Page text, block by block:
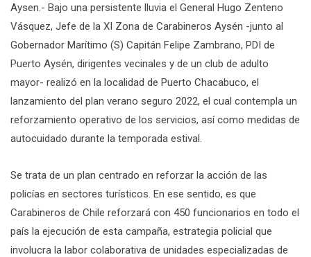
Aysen.- Bajo una persistente lluvia el General Hugo Zenteno
Vásquez, Jefe de la XI Zona de Carabineros Aysén -junto al
Gobernador Marítimo (S) Capitán Felipe Zambrano, PDI de
Puerto Aysén, dirigentes vecinales y de un club de adulto
mayor- realizó en la localidad de Puerto Chacabuco, el
lanzamiento del plan verano seguro 2022, el cual contempla un
reforzamiento operativo de los servicios, así como medidas de
autocuidado durante la temporada estival.
Se trata de un plan centrado en reforzar la acción de las
policías en sectores turísticos. En ese sentido, es que
Carabineros de Chile reforzará con 450 funcionarios en todo el
país la ejecución de esta campaña, estrategia policial que
involucra la labor colaborativa de unidades especializadas de